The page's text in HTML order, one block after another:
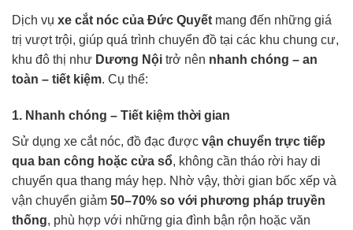
Dịch vụ xe cắt nóc của Đức Quyết mang đến những giá
trị vượt trội, giúp quá trình chuyển đồ tại các khu chung cư,
khu đô thị như Dương Nội trở nên nhanh chóng – an
toàn – tiết kiệm. Cụ thể:
1. Nhanh chóng – Tiết kiệm thời gian
Sử dụng xe cắt nóc, đồ đạc được vận chuyển trực tiếp
qua ban công hoặc cửa sổ, không cần tháo rời hay di
chuyển qua thang máy hẹp. Nhờ vậy, thời gian bốc xếp và
vận chuyển giảm 50–70% so với phương pháp truyền
thống, phù hợp với những gia đình bận rộn hoặc văn